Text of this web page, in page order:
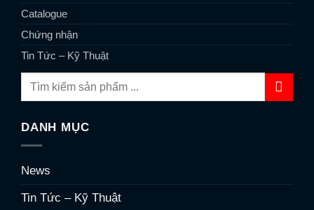
Catalogue
Chứng nhận
Tin Tức – Kỹ Thuật
DANH MỤC
News
Tin Tức – Kỹ Thuật